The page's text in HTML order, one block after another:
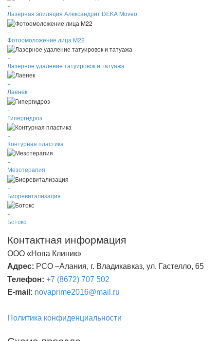
+
Лазерная эпиляция Александрит DEKA Moveo
+
Фотоомоложение лица M22
+
Лазерное удаление татуировок и татуажа
+
Лаенек
+
Гипергидроз
+
Контурная пластика
+
Мезотерапия
+
Биоревитализация
+
Ботокс
Контактная информация
ООО «Нова Клиник»
Адрес: РСО –Алания, г. Владикавказ, ул. Гастелло, 65
Телефон: +7 (8672) 707 502
E-mail : novaprime2016@mail .ru
Политика конфиденциальности